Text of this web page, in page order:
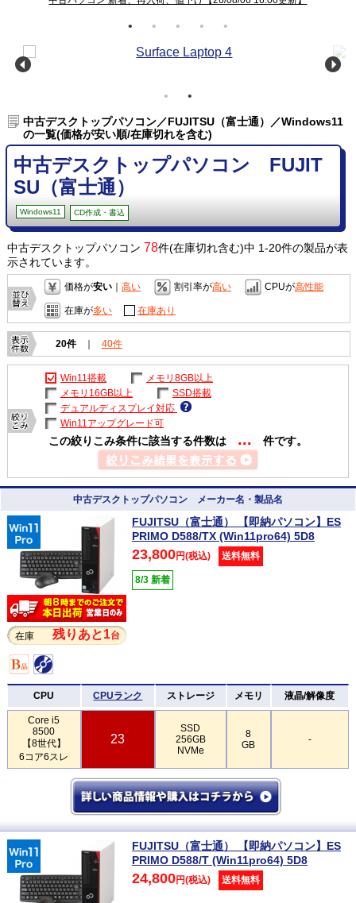
中古デスクトップパソコン／FUJITSU（富士通）／Windows11
の一覧(価格が安い順/在庫切れを含む)
中古デスクトップパソコン FUJIT
SU（富士通）
Windows11 CD作成・書込
中古デスクトップパソコン 78件(在庫切れ含む)中 1-20件の製品が表
示されています。
価格が安い｜ 高い 割引率が高い CPUが高性能
在庫が多い 在庫あり
20件 ｜ 40件
Win11搭載
メモリ8GB以上
メモリ16GB以上
SSD搭載
デュアルディスプレイ対応
Win11アップグレード可
この絞りこみ条件に該当する件数は ... 件です。
中古デスクトップパソコン メーカー名・製品名
在庫 残りあと1台
FUJITSU（富士通） 【即納パソコン】ES
PRIMO D588/TX (Win11pro64) 5D8
23,800円(税込) 送料無料
8/3 新着
CPU CPUランク ストレージ メモリ 液晶/解像度
Core i5
8500
【8世代】
6コア6スレ
23
SSD
256GB
NVMe
8
GB
-
FUJITSU（富士通） 【即納パソコン】ES
PRIMO D588/T (Win11pro64) 5D8
24,800円(税込) 送料無料